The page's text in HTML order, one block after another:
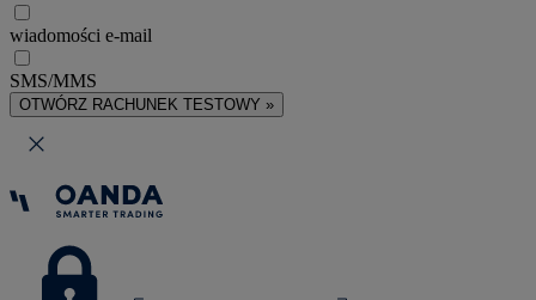
wiadomości e-mail
SMS/MMS
OTWÓRZ RACHUNEK TESTOWY »